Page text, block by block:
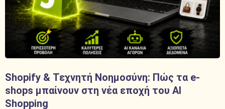
Shopify & Τεχνητή Νοημοσύνη: Πώς τα e-
shops μπαίνουν στη νέα εποχή του AI
Shopping